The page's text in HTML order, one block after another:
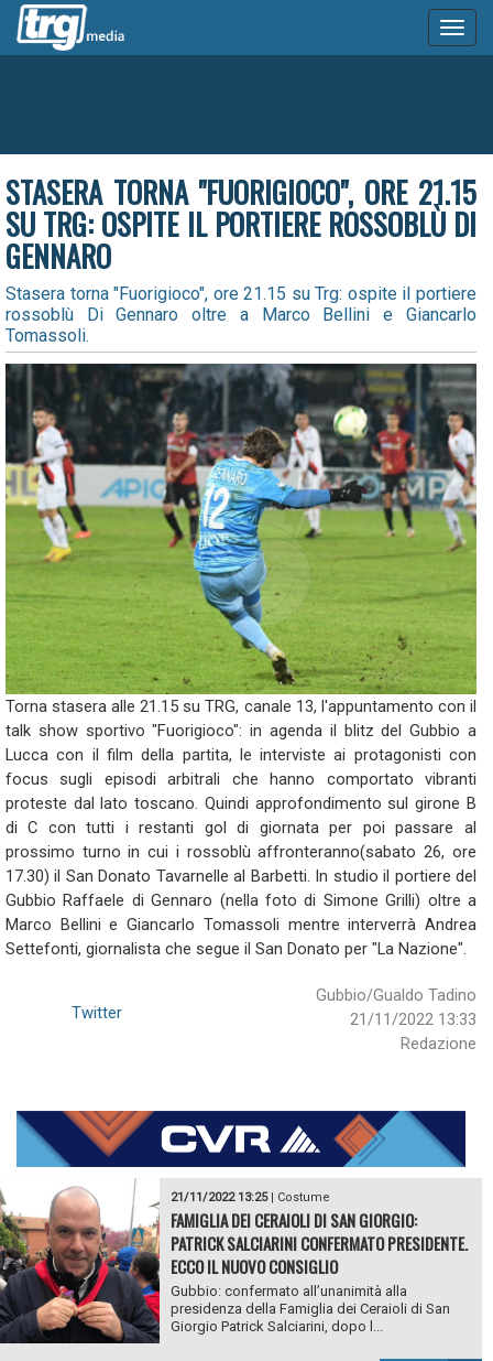
STASERA TORNA "FUORIGIOCO", ORE 21.15
SU TRG: OSPITE IL PORTIERE ROSSOBLÙ DI
GENNARO
Stasera torna "Fuorigioco", ore 21.15 su Trg: ospite il portiere
rossoblù Di Gennaro oltre a Marco Bellini e Giancarlo
Tomassoli.
Torna stasera alle 21.15 su TRG, canale 13, l'appuntamento con il
talk show sportivo "Fuorigioco": in agenda il blitz del Gubbio a
Lucca con il film della partita, le interviste ai protagonisti con
focus sugli episodi arbitrali che hanno comportato vibranti
proteste dal lato toscano. Quindi approfondimento sul girone B
di C con tutti i restanti gol di giornata per poi passare al
prossimo turno in cui i rossoblù affronteranno(sabato 26, ore
17.30) il San Donato Tavarnelle al Barbetti. In studio il portiere del
Gubbio Raffaele di Gennaro (nella foto di Simone Grilli) oltre a
Marco Bellini e Giancarlo Tomassoli mentre interverrà Andrea
Settefonti, giornalista che segue il San Donato per "La Nazione".
Gubbio/Gualdo Tadino
21/11/2022 13:33
Redazione
Twitter
21/11/2022 13:25| Costume
FAMIGLIA DEI CERAIOLI DI SAN GIORGIO:
PATRICK SALCIARINI CONFERMATO PRESIDENTE.
ECCO IL NUOVO CONSIGLIO
Gubbio: confermato all’unanimità alla
presidenza della Famiglia dei Ceraioli di San
Giorgio Patrick Salciarini, dopo l...